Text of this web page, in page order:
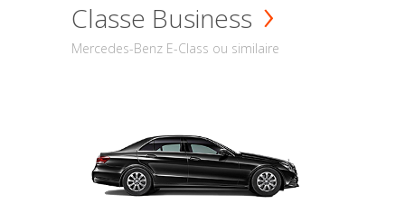
Classe Business
Mercedes-Benz E-Class ou similaire